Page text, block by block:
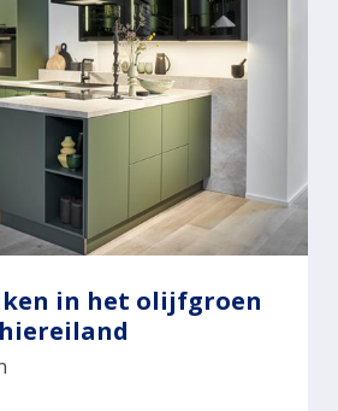
in het olijfgroen